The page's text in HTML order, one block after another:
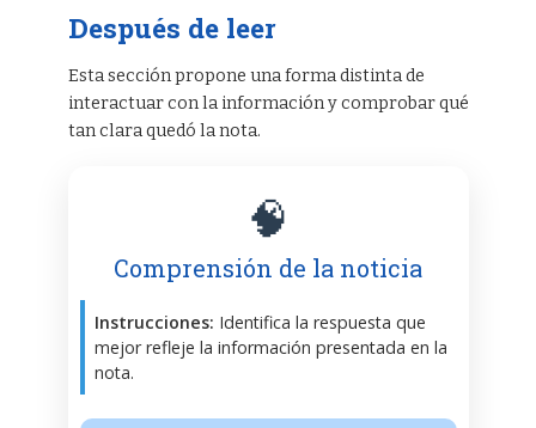
Después de leer
Esta sección propone una forma distinta de
interactuar con la información y comprobar qué
tan clara quedó la nota.
🧠
Comprensión de la noticia
Instrucciones: Identifica la respuesta que
mejor refleje la información presentada en la
nota.